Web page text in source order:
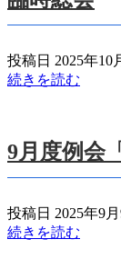
投稿日 2025年10
続きを読む
9月度例会
投稿日 2025年9月
続きを読む